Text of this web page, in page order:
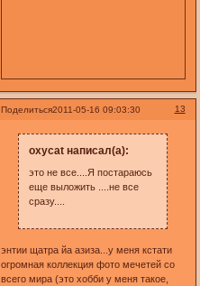
Поделиться 13
2011-05-16 09:03:30
oxycat написал(а):
это не все....Я постараюсь
еще выложить ....не все
сразу....
энтии щатра йа азиза...у меня кстати
огромная коллекция фото мечетей со
всего мира (это хобби у меня такое,